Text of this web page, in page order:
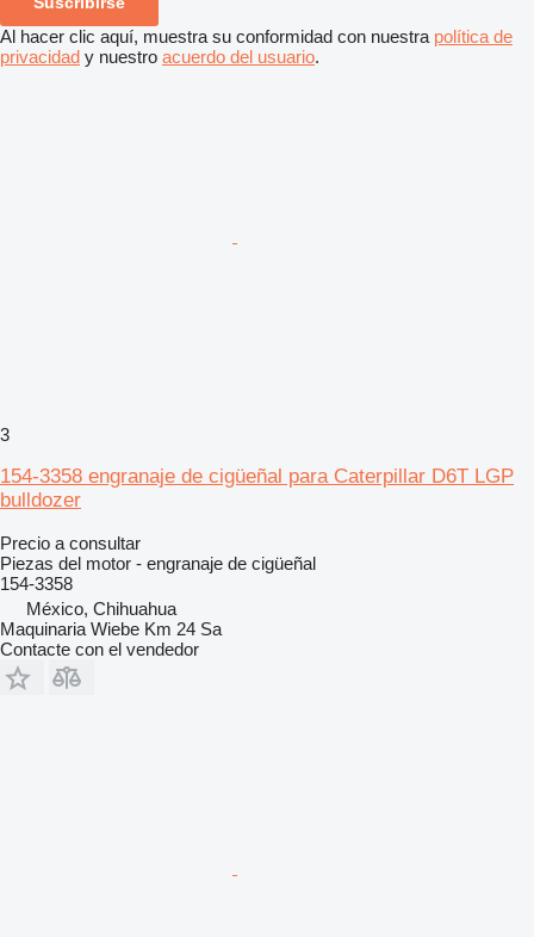
Al hacer clic aquí, muestra su conformidad con nuestra política de
privacidad y nuestro acuerdo del usuario.
3
154-3358 engranaje de cigüeñal para Caterpillar D6T LGP
bulldozer
Precio a consultar
Piezas del motor - engranaje de cigüeñal
154-3358
México, Chihuahua
Maquinaria Wiebe Km 24 Sa
Contacte con el vendedor